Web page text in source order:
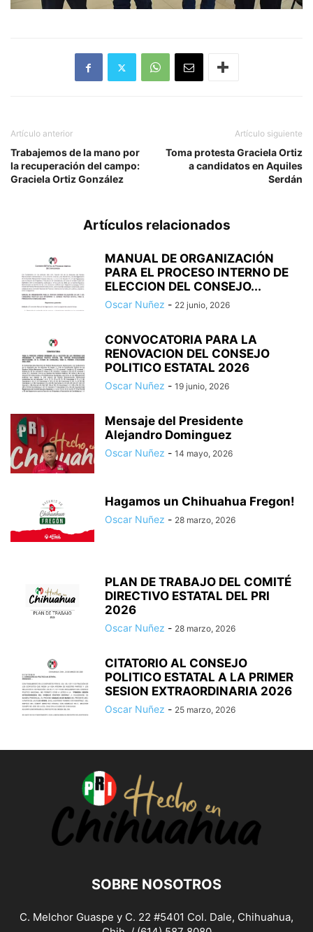
Artículo anterior
Trabajemos de la mano por
la recuperación del campo:
Graciela Ortiz González
Artículo siguiente
Toma protesta Graciela Ortiz
a candidatos en Aquiles
Serdán
Artículos relacionados
MANUAL DE ORGANIZACIÓN
PARA EL PROCESO INTERNO DE
ELECCION DEL CONSEJO...
Oscar Nuñez - 22 junio, 2026
CONVOCATORIA PARA LA
RENOVACION DEL CONSEJO
POLITICO ESTATAL 2026
Oscar Nuñez - 19 junio, 2026
Mensaje del Presidente
Alejandro Dominguez
Oscar Nuñez - 14 mayo, 2026
Hagamos un Chihuahua Fregon!
Oscar Nuñez - 28 marzo, 2026
PLAN DE TRABAJO DEL COMITÉ
DIRECTIVO ESTATAL DEL PRI
2026
Oscar Nuñez - 28 marzo, 2026
CITATORIO AL CONSEJO
POLITICO ESTATAL A LA PRIMER
SESION EXTRAORDINARIA 2026
Oscar Nuñez - 25 marzo, 2026
SOBRE NOSOTROS
C. Melchor Guaspe y C. 22 #5401 Col. Dale, Chihuahua,